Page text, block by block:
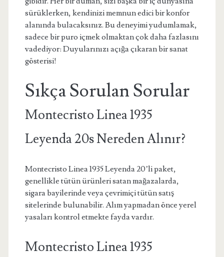
sürüklerken, kendinizi memnun edici bir konfor
alanında bulacaksınız. Bu deneyimi yudumlamak,
sadece bir puro içmek olmaktan çok daha fazlasını
vadediyor: Duyularınızı açığa çıkaran bir sanat
gösterisi!
Sıkça Sorulan Sorular
Montecristo Linea 1935
Leyenda 20s Nereden Alınır?
Montecristo Linea 1935 Leyenda 20’li paket,
genellikle tütün ürünleri satan mağazalarda,
sigara bayilerinde veya çevrimiçi tütün satış
sitelerinde bulunabilir. Alım yapmadan önce yerel
yasaları kontrol etmekte fayda vardır.
Montecristo Linea 1935